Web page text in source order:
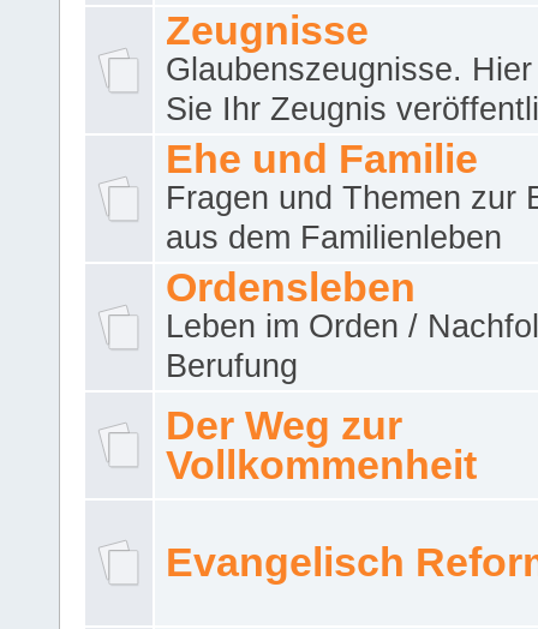
Zeugnisse
Glaubenszeugnisse.
Sie Ihr Zeugnis
Ehe und Familie
Fragen und Themen zur
aus dem Familienleben
Ordensleben
Leben im Orden /
Berufung
Der Weg zur
Vollkommenheit
Evangelisch